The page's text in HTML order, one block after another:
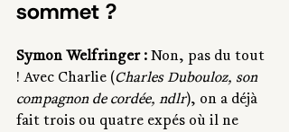
sommet ?
Symon Welfringer : Non, pas du tout
! Avec Charlie (Charles Dubouloz, son
compagnon de cordée, ndlr), on a déjà
fait trois ou quatre expés où il ne